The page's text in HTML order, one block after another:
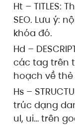
Ht – TITLES:
SEO. Lưu ý:
khóa đó.
Hd –
các tag trên
hoạch về
Hs –
trúc dạng
ul, ui… trên